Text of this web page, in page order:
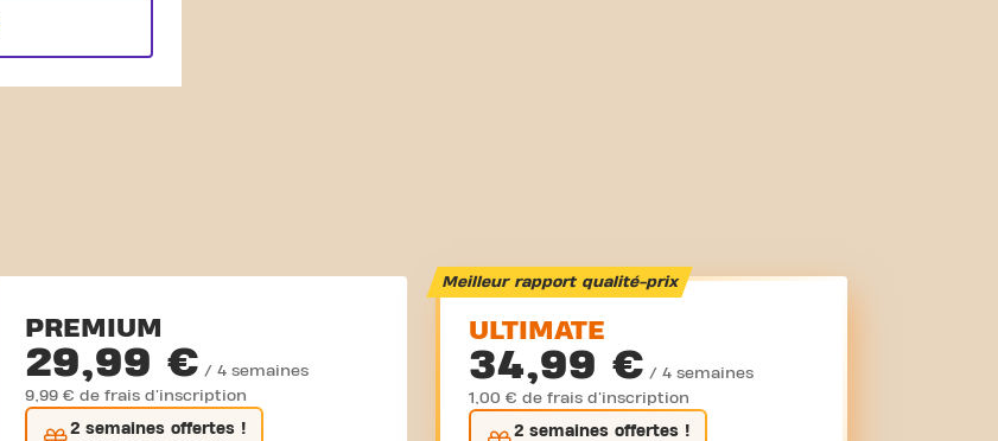
PREMIUM
29,99 € / 4 semaines
9,99 € de frais d'inscription
2 semaines offertes !
Meilleur rapport qualité-prix
ULTIMATE
34,99 € / 4 semaines
1,00 € de frais d'inscription
2 semainesoffertes !